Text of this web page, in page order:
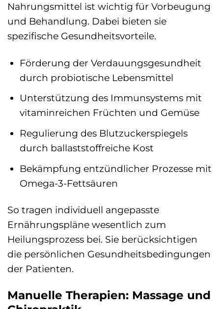
Nahrungsmittel ist wichtig für Vorbeugung
und Behandlung. Dabei bieten sie
spezifische Gesundheitsvorteile.
Förderung der Verdauungsgesundheit
durch probiotische Lebensmittel
Unterstützung des Immunsystems mit
vitaminreichen Früchten und Gemüse
Regulierung des Blutzuckerspiegels
durch ballaststoffreiche Kost
Bekämpfung entzündlicher Prozesse mit
Omega-3-Fettsäuren
So tragen individuell angepasste
Ernährungspläne wesentlich zum
Heilungsprozess bei. Sie berücksichtigen
die persönlichen Gesundheitsbedingungen
der Patienten.
Manuelle Therapien: Massage und